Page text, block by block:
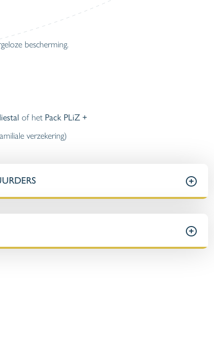
bescherming.
of hetPack PLiZ +
verzekering)